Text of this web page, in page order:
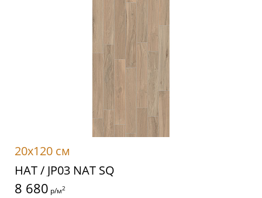
20x120 см
НАТ / JP03 NAT SQ
8 680 р/м2